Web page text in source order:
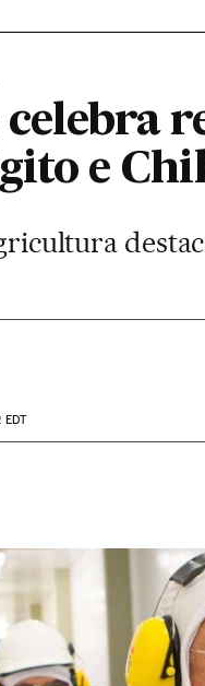
celebra
e
EDT
Redes Sociales